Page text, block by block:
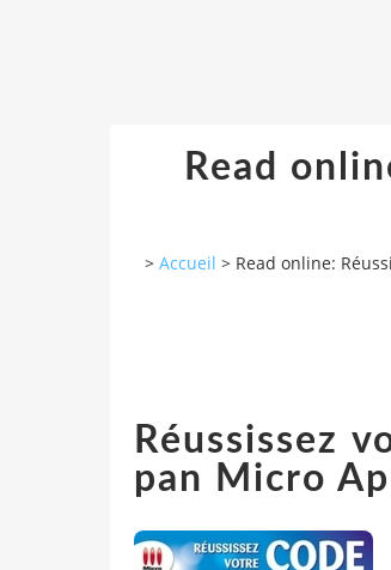
Read
> Accueil > Read online:
Réussissez
pan Micro